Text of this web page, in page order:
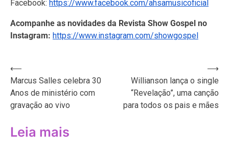
Facebook: https://www.facebook.com/ahsamusicoficial
Acompanhe as novidades da Revista Show Gospel no
Instagram: https://www.instagram.com/showgospel
Navegação
de
Post
⟵
Marcus Salles celebra 30
Anos de ministério com
gravação ao vivo
Willianson lança o single
“Revelação”, uma canção
para todos os pais e mães
⟶
Leia mais